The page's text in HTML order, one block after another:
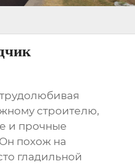
строителю,
и прочные
похож на
гладильной